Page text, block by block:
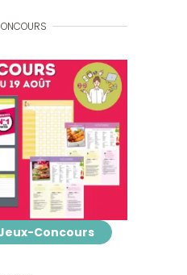
Concours